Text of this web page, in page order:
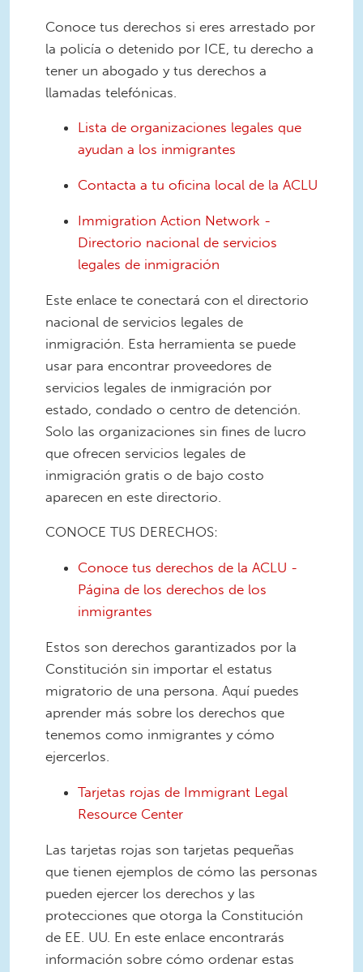
Conoce tus derechos si eres arrestado por
la policía o detenido por ICE, tu derecho a
tener un abogado y tus derechos a
llamadas telefónicas.
Lista de organizaciones legales que
ayudan a los inmigrantes
Contacta a tu oficina local de la ACLU
Immigration Action Network -
Directorio nacional de servicios
legales de inmigración
Este enlace te conectará con el directorio
nacional de servicios legales de
inmigración. Esta herramienta se puede
usar para encontrar proveedores de
servicios legales de inmigración por
estado, condado o centro de detención.
Solo las organizaciones sin fines de lucro
que ofrecen servicios legales de
inmigración gratis o de bajo costo
aparecen en este directorio.
CONOCE TUS DERECHOS:
Conoce tus derechos de la ACLU -
Página de los derechos de los
inmigrantes
Estos son derechos garantizados por la
Constitución sin importar el estatus
migratorio de una persona. Aquí puedes
aprender más sobre los derechos que
tenemos como inmigrantes y cómo
ejercerlos.
Tarjetas rojas de Immigrant Legal
Resource Center
Las tarjetas rojas son tarjetas pequeñas
que tienen ejemplos de cómo las personas
pueden ejercer los derechos y las
protecciones que otorga la Constitución
de EE. UU. En este enlace encontrarás
información sobre cómo ordenar estas